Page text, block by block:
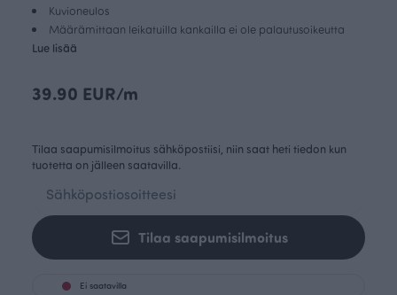
Kuvioneulos
Määrämittaan leikatuilla kankailla ei ole palautusoikeutta
Lue lisää
39.90 EUR/m
Tilaa saapumisilmoitus sähköpostiisi, niin saat heti tiedon kun
tuotetta on jälleen saatavilla.
Tilaa saapumisilmoitus
Ei saatavilla